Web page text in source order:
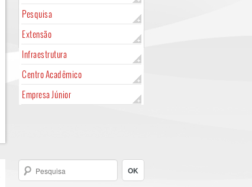
Pesquisa
Extensão
Infraestrutura
Centro Acadêmico
Empresa Júnior